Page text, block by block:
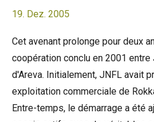
19. Dez. 2005
Cet avenant prolonge pour deux
coopération conclu en 2001
d'Areva. Initialement, JNFL avait
exploitation commerciale de
Entre-temps, le démarrage a été